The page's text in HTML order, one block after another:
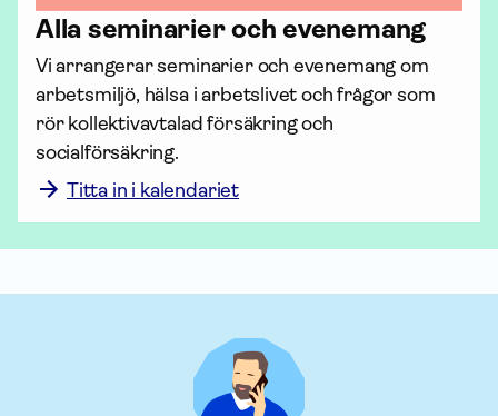
Alla seminarier och evenemang
Vi arrangerar seminarier och evenemang om
arbetsmiljö, hälsa i arbetslivet och frågor som
rör kollektiv­avtalad för­säkring och
socialförsäkring.
Titta in i kalendariet